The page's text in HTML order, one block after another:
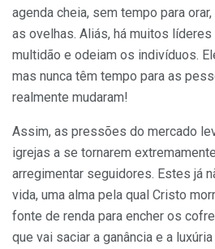
agenda cheia, sem tempo para
as ovelhas. Aliás, há muitos líderes
multidão e odeiam os indivíduos.
mas nunca têm tempo para as
realmente mudaram!
Assim, as pressões do mercado
igrejas a se tornarem
arregimentar seguidores. Estes já
vida, uma alma pela qual Cristo
fonte de renda para encher os
que vai saciar a ganância e a